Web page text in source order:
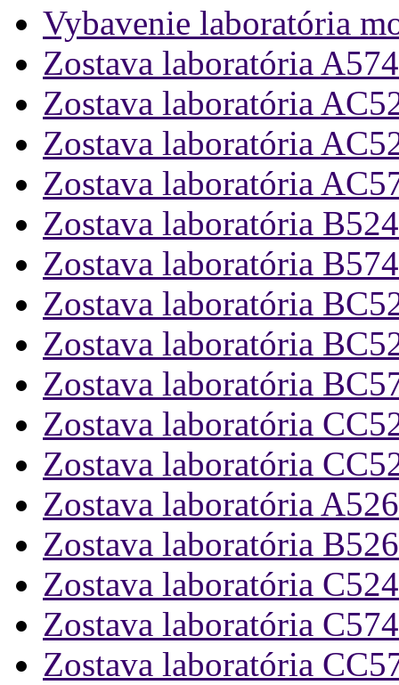
Vybavenie laboratória
Zostava laboratória A574
Zostava laboratória
Zostava laboratória
Zostava laboratória
Zostava laboratória B524
Zostava laboratória B574
Zostava laboratória
Zostava laboratória
Zostava laboratória
Zostava laboratória
Zostava laboratória
Zostava laboratória A526
Zostava laboratória B526
Zostava laboratória C524
Zostava laboratória C574
Zostava laboratória